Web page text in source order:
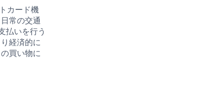
カード機
常の交通
払いを行う
経済的に
買い物に